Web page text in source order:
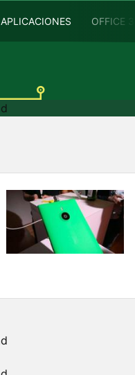
APLICACIONES OFFICE